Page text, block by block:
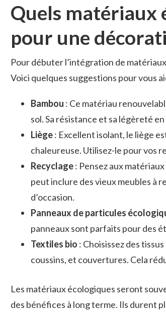
Quels matériaux
pour une
Pour débuter l’intégration de
Voici quelques suggestions pour vous
Bambou : Ce matériau
sol. Sa résistance et sa légèreté
Liège: Excellent isolant, le liège
chaleureuse. Utilisez-le pour vos
Recyclage: Pensez aux
peut inclure des vieux meubles à
d’occasion.
Panneaux de particules
panneaux sont parfaits pour des
Textiles bio : Choisissez des
coussins, et couvertures. Cela
Les matériaux écologiques seront
des bénéfices à long terme. Ils durent